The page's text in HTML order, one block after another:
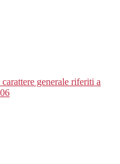
generale riferiti a